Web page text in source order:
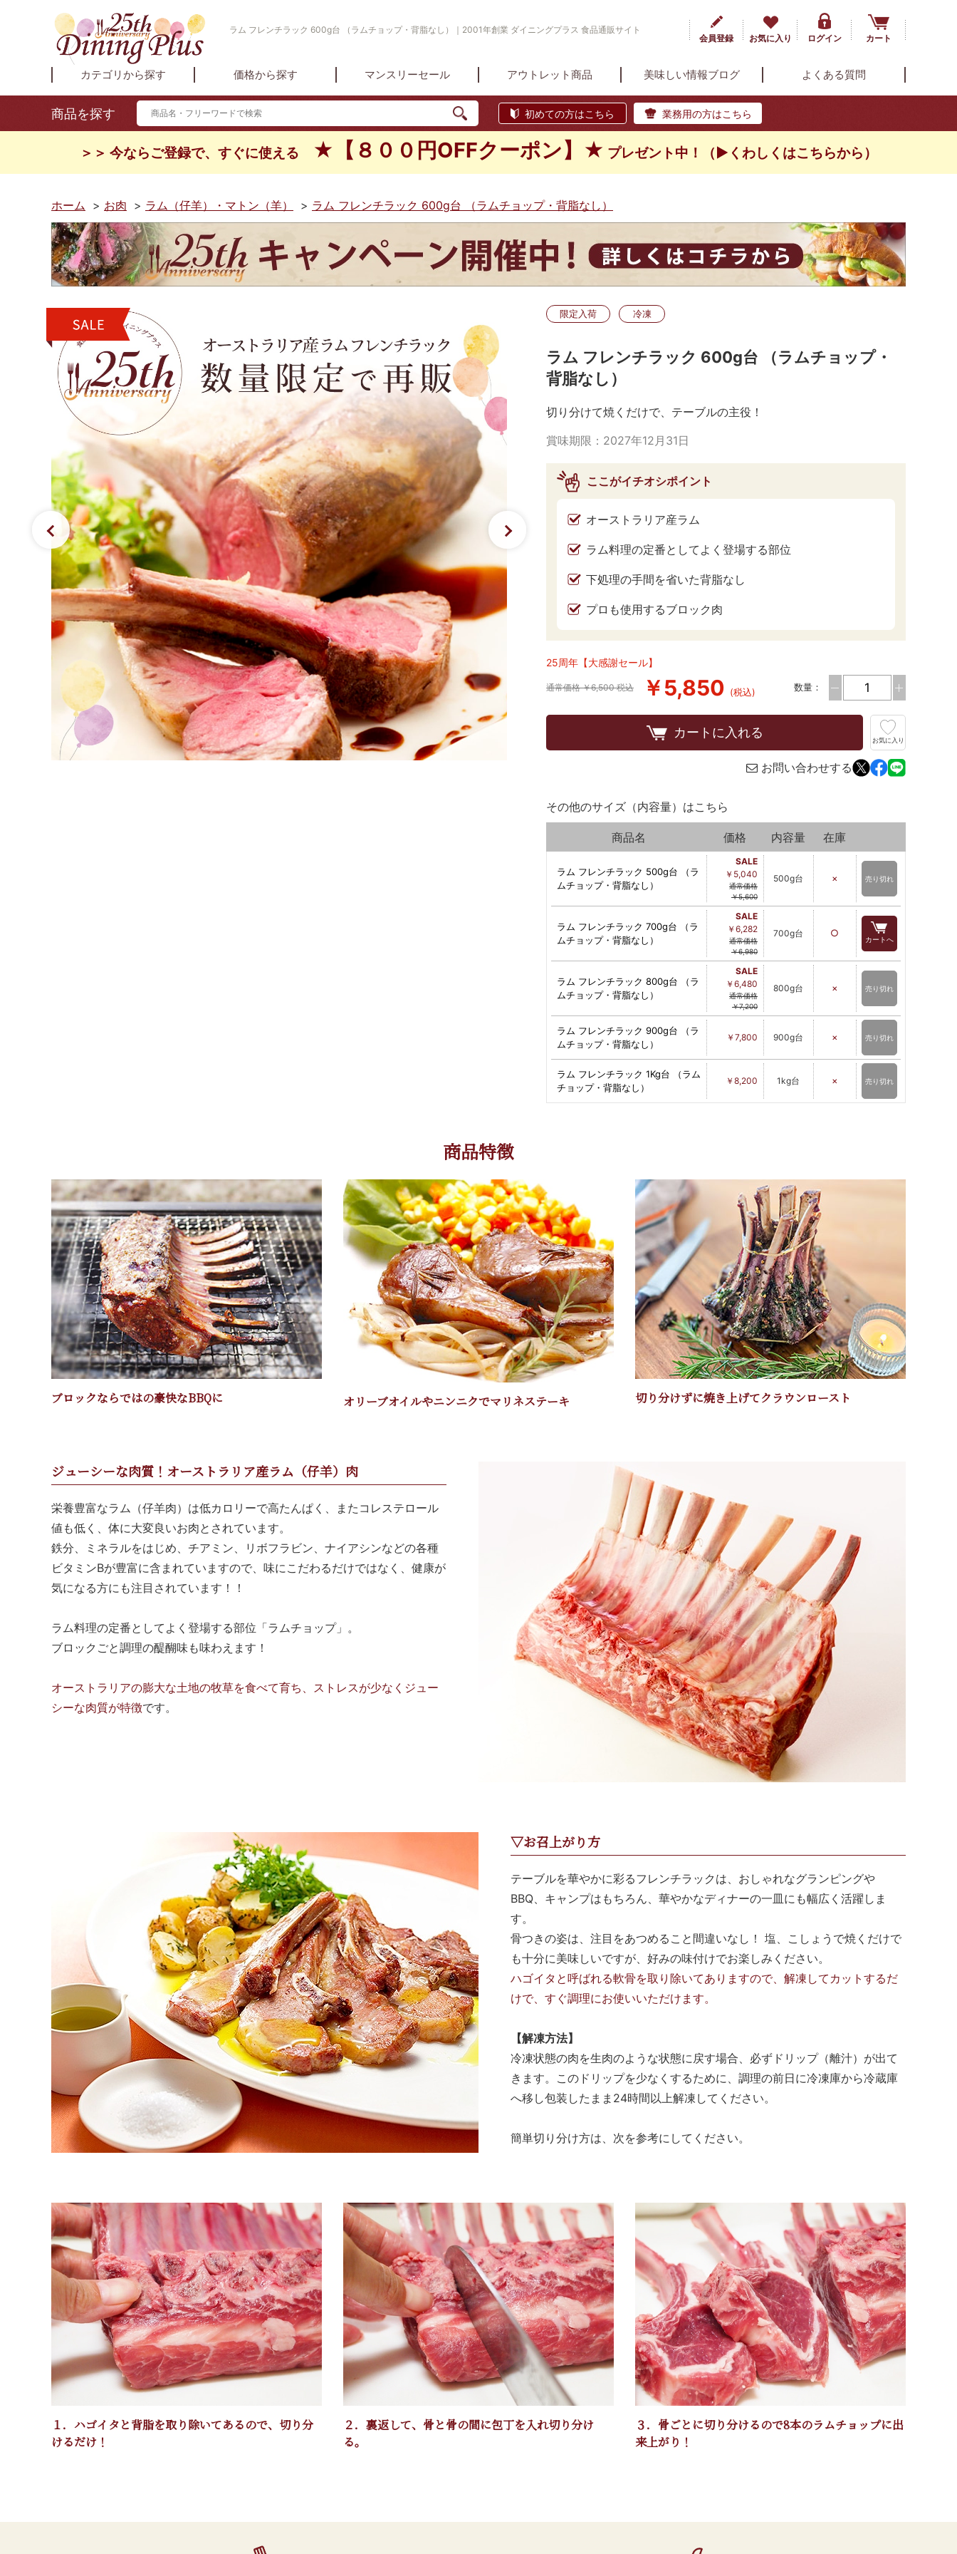
ラム フレンチラック 600g台 （ラムチョップ・背脂なし）｜2001年創業 ダイニングプラス 食品通販サイト
会員登録
お気に入り ログイン カート
カテゴリから探す 価格から探す マンスリーセール アウトレット商品 美味しい情報ブログ よくある質問
商品を探す 初めての方はこちら 業務用の方はこちら
＞＞ 今ならご登録で、すぐに使える ★【８００円OFFクーポン】★ プレゼント中！（▶くわしくはこちらから）
ホーム > お肉 > ラム（仔羊）・マトン（羊） > ラム フレンチラック 600g台 （ラムチョップ・背脂なし）
限定入荷 冷凍
ラム フレンチラック 600g台 （ラムチョップ・
背脂なし）
切り分けて焼くだけで、テーブルの主役！
賞味期限： 2027年12月31日
ここがイチオシポイント
オーストラリア産ラム
ラム料理の定番としてよく登場する部位
下処理の手間を省いた背脂なし
プロも使用するブロック肉
25周年【大感謝セール】
通常価格 ￥6,500 税込 ￥5,850 (税込) 数量：
カートに入れる
お気に入り
お問い合わせする
その他のサイズ（内容量）はこちら
商品名 価格 内容量 在庫
ラム フレンチラック 500g台 （ラ
ムチョップ・背脂なし）
SALE
￥5,040
通常価格
￥5,600
500g台 × 売り切れ
ラム フレンチラック 700g台 （ラ
ムチョップ・背脂なし）
SALE
￥6,282
通常価格
￥6,980
700g台 ○
カートへ
ラム フレンチラック 800g台 （ラ
ムチョップ・背脂なし）
SALE
￥6,480
通常価格
￥7,200
800g台 × 売り切れ
ラム フレンチラック 900g台 （ラ
ムチョップ・背脂なし）
￥7,800 900g台 × 売り切れ
ラム フレンチラック 1Kg台 （ラム
チョップ・背脂なし）
￥8,200 1kg台 × 売り切れ
商品特徴
ブロックならではの豪快なBBQに オリーブオイルやニンニクでマリネステーキ 切り分けずに焼き上げてクラウンロースト
ジューシーな肉質！オーストラリア産ラム（仔羊）肉
栄養豊富なラム（仔羊肉）は低カロリーで高たんぱく、またコレステロール
値も低く、体に大変良いお肉とされています。
鉄分、ミネラルをはじめ、チアミン、リボフラビン、ナイアシンなどの各種
ビタミンBが豊富に含まれていますので、味にこだわるだけではなく、健康が
気になる方にも注目されています！！
ラム料理の定番としてよく登場する部位「ラムチョップ」。
ブロックごと調理の醍醐味も味わえます！
オーストラリアの膨大な土地の牧草を食べて育ち、ストレスが少なくジュー
シーな肉質が特徴です。
▽お召上がり方
テーブルを華やかに彩るフレンチラックは、おしゃれなグランピングや
BBQ、キャンプはもちろん、華やかなディナーの一皿にも幅広く活躍しま
す。
骨つきの姿は、注目をあつめること間違いなし！ 塩、こしょうで焼くだけで
も十分に美味しいですが、好みの味付けでお楽しみください。
ハゴイタと呼ばれる軟骨を取り除いてありますので、解凍してカットするだ
けで、すぐ調理にお使いいただけます。
【解凍方法】
冷凍状態の肉を生肉のような状態に戻す場合、必ずドリップ（離汁）が出て
きます。このドリップを少なくするために、調理の前日に冷凍庫から冷蔵庫
へ移し包装したまま24時間以上解凍してください。
簡単切り分け方は、次を参考にしてください。
１．ハゴイタと背脂を取り除いてあるので、切り分
けるだけ！
２．裏返して、骨と骨の間に包丁を入れ切り分け
る。
３．骨ごとに切り分けるので8本のラムチョップに出
来上がり！